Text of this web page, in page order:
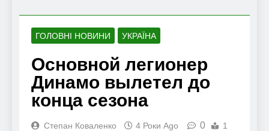
ГОЛОВНІ НОВИНИ УКРАЇНА
Основной легионер
Динамо вылетел до
конца сезона
Степан Коваленко 4 Роки Ago 0
1